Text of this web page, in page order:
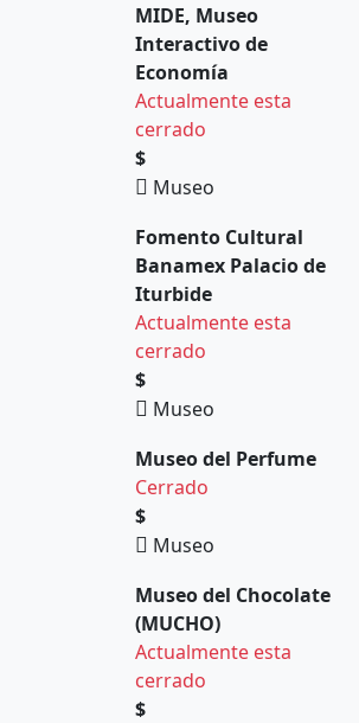
MIDE, Museo
Interactivo de
Economía
Actualmente esta
cerrado
$
Museo
Fomento Cultural
Banamex Palacio de
Iturbide
Actualmente esta
cerrado
$
Museo
Museo del Perfume
Cerrado
$
Museo
Museo del Chocolate
(MUCHO)
Actualmente esta
cerrado
$